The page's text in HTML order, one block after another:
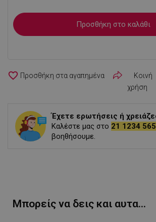
Προσθήκη στο καλάθι
favorite_border
Κοινή
χρήση
Έχετε ερωτήσεις ή
Καλέστε μας στο 21 1234
βοηθήσουμε.
Μπορείς να δεις και αυτα...